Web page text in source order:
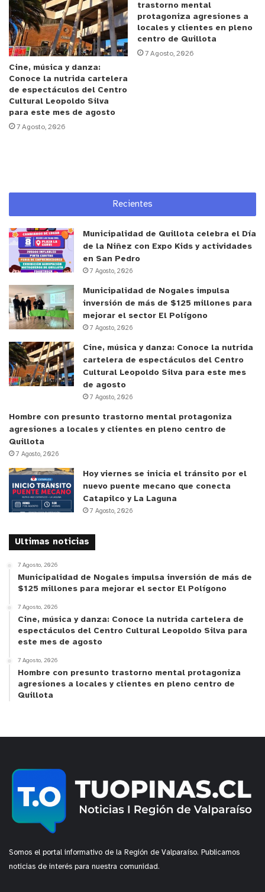
El tribunal fijó un plazo de investigación de 120
días.
y tú, ¿qué opinas?
Cine, música y danza:
Conoce la nutrida cartelera
de espectáculos del Centro
Cultural Leopoldo Silva
para este mes de agosto
7 Agosto, 2026
trastorno mental
protagoniza agresiones a
locales y clientes en pleno
centro de Quillota
7 Agosto, 2026
Recientes
Municipalidad de Quillota celebra el Día
de la Niñez con Expo Kids y actividades
en San Pedro
7 Agosto, 2026
Municipalidad de Nogales impulsa
inversión de más de $125 millones para
mejorar el sector El Polígono
7 Agosto, 2026
Cine, música y danza: Conoce la nutrida
cartelera de espectáculos del Centro
Cultural Leopoldo Silva para este mes
de agosto
7 Agosto, 2026
Hombre con presunto trastorno mental protagoniza
agresiones a locales y clientes en pleno centro de
Quillota
7 Agosto, 2026
Hoy viernes se inicia el tránsito por el
nuevo puente mecano que conecta
Catapilco y La Laguna
7 Agosto, 2026
Ultimas noticias
7 Agosto, 2026
Municipalidad de Nogales impulsa inversión de más de
$125 millones para mejorar el sector El Polígono
7 Agosto, 2026
Cine, música y danza: Conoce la nutrida cartelera de
espectáculos del Centro Cultural Leopoldo Silva para
este mes de agosto
7 Agosto, 2026
Hombre con presunto trastorno mental protagoniza
agresiones a locales y clientes en pleno centro de
Quillota
Somos el portal informativo de la Región de Valparaíso. Publicamos
noticias de interés para nuestra comunidad.